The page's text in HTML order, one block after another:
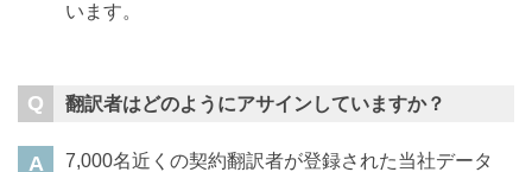
います。
翻訳者はどのようにアサインしていますか？
7,000名近くの契約翻訳者が登録された当社データ